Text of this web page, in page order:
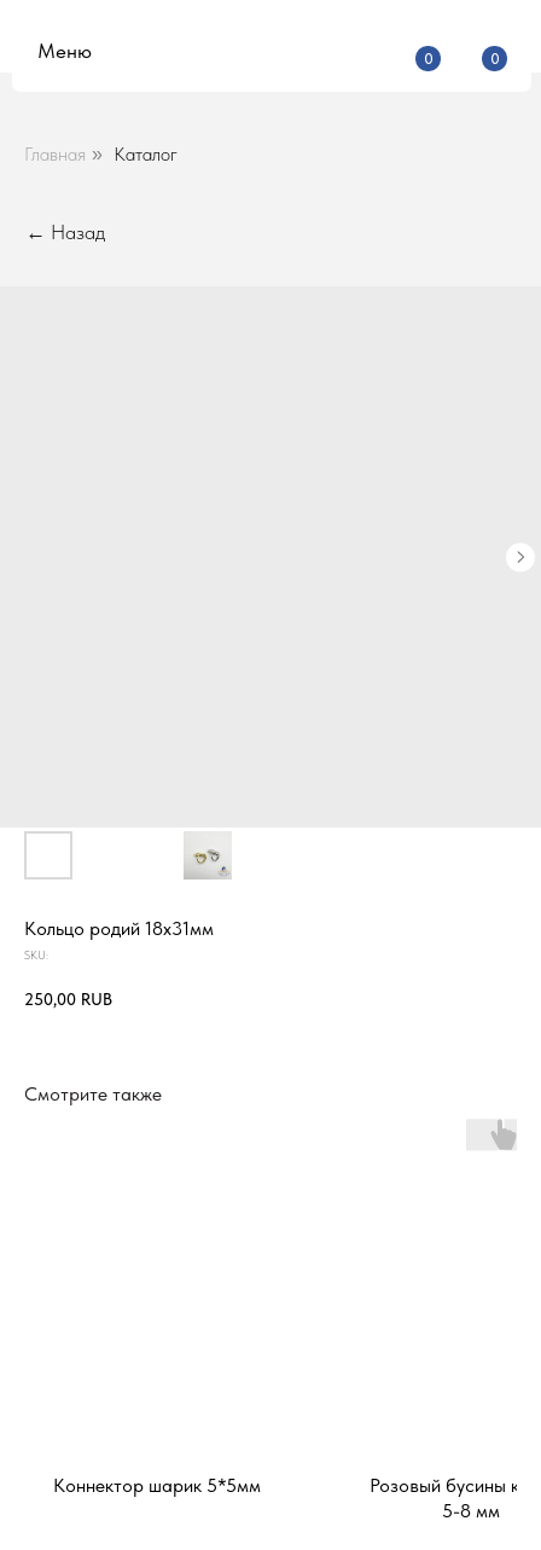
Главная » Каталог
← Назад
Кольцо родий 18х31мм
SKU:
250,00 RUB
Смотрите также
Коннектор шарик 5*5мм
Розовый бусины
5-8 мм